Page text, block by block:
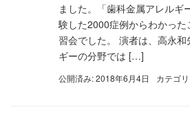
ました。「歯科金属アレルギ
験した2000症例からわかっ
習会でした。 演者は、高永
ギーの分野では […]
公開済み: 2018年6月4日 カテゴ